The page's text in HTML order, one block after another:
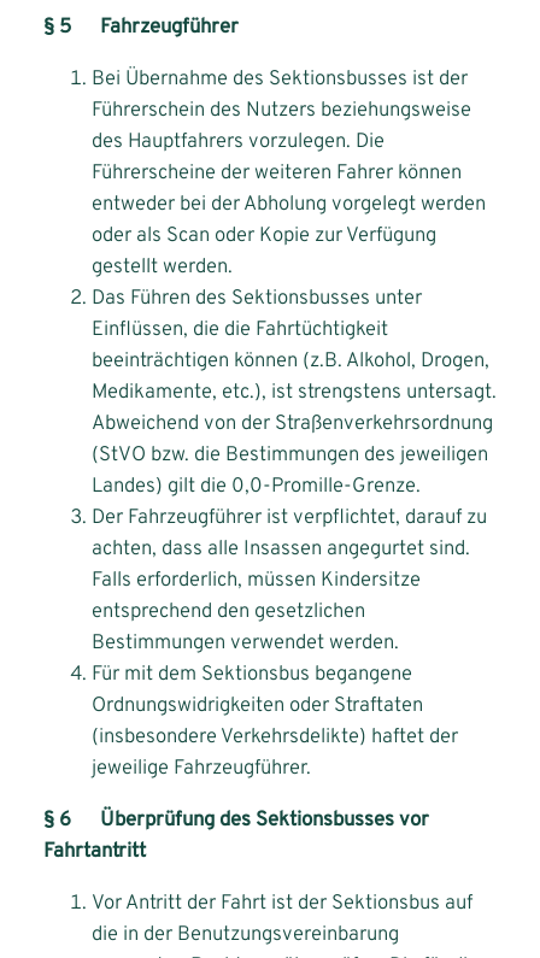
§ 5 Fahrzeugführer
Bei Übernahme des Sektionsbusses ist der
Führerschein des Nutzers beziehungsweise
des Hauptfahrers vorzulegen. Die
Führerscheine der weiteren Fahrer können
entweder bei der Abholung vorgelegt werden
oder als Scan oder Kopie zur Verfügung
gestellt werden.
Das Führen des Sektionsbusses unter
Einflüssen, die die Fahrtüchtigkeit
beeinträchtigen können (z.B. Alkohol, Drogen,
Medikamente, etc.), ist strengstens untersagt.
Abweichend von der Straßenverkehrsordnung
(StVO bzw. die Bestimmungen des jeweiligen
Landes) gilt die 0,0-Promille-Grenze.
Der Fahrzeugführer ist verpflichtet, darauf zu
achten, dass alle Insassen angegurtet sind.
Falls erforderlich, müssen Kindersitze
entsprechend den gesetzlichen
Bestimmungen verwendet werden.
Für mit dem Sektionsbus begangene
Ordnungswidrigkeiten oder Straftaten
(insbesondere Verkehrsdelikte) haftet der
jeweilige Fahrzeugführer.
§ 6 Überprüfung des Sektionsbusses vor
Fahrtantritt
Vor Antritt der Fahrt ist der Sektionsbus auf
die in der Benutzungsvereinbarung